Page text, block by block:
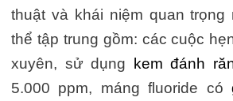
thuật và khái niệm quan trọng
thể tập trung gồm: các cuộc
xuyên, sử dụng
kem đánh
5.000 ppm, máng fluoride có